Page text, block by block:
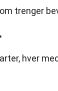
trenger
hver